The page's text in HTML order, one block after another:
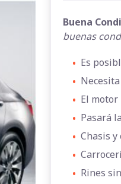
Buena
buenas
• Es
•
• El
• Pasará
• Chasis
•
• Rines